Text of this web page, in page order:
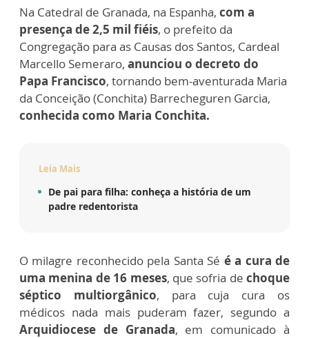
Na Catedral de Granada, na Espanha, com a
presença de 2,5 mil fiéis, o prefeito da
Congregação para as Causas dos Santos, Cardeal
Marcello Semeraro, anunciou o decreto do
Papa Francisco, tornando bem-aventurada Maria
da Conceição (Conchita) Barrecheguren Garcia,
conhecida como Maria Conchita.
Leia Mais
De pai para filha: conheça a história de um
padre redentorista
O milagre reconhecido pela Santa Sé é a cura de
uma menina de 16 meses, que sofria de choque
séptico multiorgânico, para cuja cura os
médicos nada mais puderam fazer, segundo a
Arquidiocese de Granada, em comunicado à